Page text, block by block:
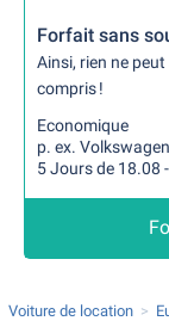
Forfait sans
Ainsi, rien ne
compris !
Economique
p. ex.
5 Jours de 18.08
Voiture de location